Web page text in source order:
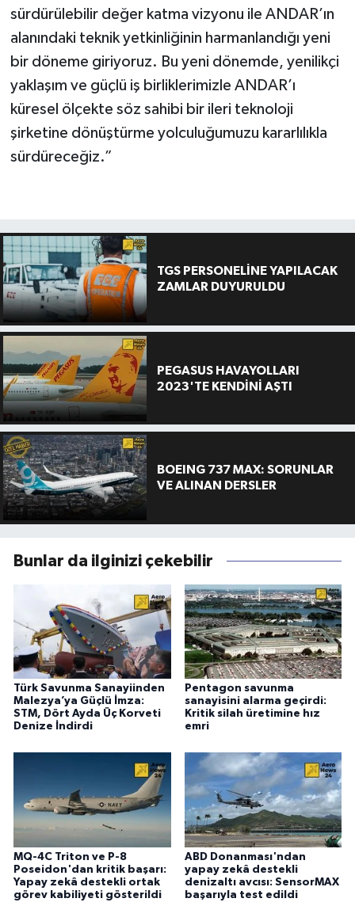
sürdürülebilir değer katma vizyonu ile ANDAR’ın
alanındaki teknik yetkinliğinin harmanlandığı yeni
bir döneme giriyoruz. Bu yeni dönemde, yenilikçi
yaklaşım ve güçlü iş birliklerimizle ANDAR’ı
küresel ölçekte söz sahibi bir ileri teknoloji
şirketine dönüştürme yolculuğumuzu kararlılıkla
sürdüreceğiz.”
TGS PERSONELİNE YAPILACAK
ZAMLAR DUYURULDU
PEGASUS HAVAYOLLARI
2023'TE KENDİNİ AŞTI
BOEING 737 MAX: SORUNLAR
VE ALINAN DERSLER
Bunlar da ilginizi çekebilir
Türk Savunma Sanayiinden
Malezya’ya Güçlü İmza:
STM, Dört Ayda Üç Korveti
Denize İndirdi
Pentagon savunma
sanayisini alarma geçirdi:
Kritik silah üretimine hız
emri
MQ-4C Triton ve P-8
Poseidon'dan kritik başarı:
Yapay zekâ destekli ortak
görev kabiliyeti gösterildi
ABD Donanması'ndan
yapay zekâ destekli
denizaltı avcısı: SensorMAX
başarıyla test edildi